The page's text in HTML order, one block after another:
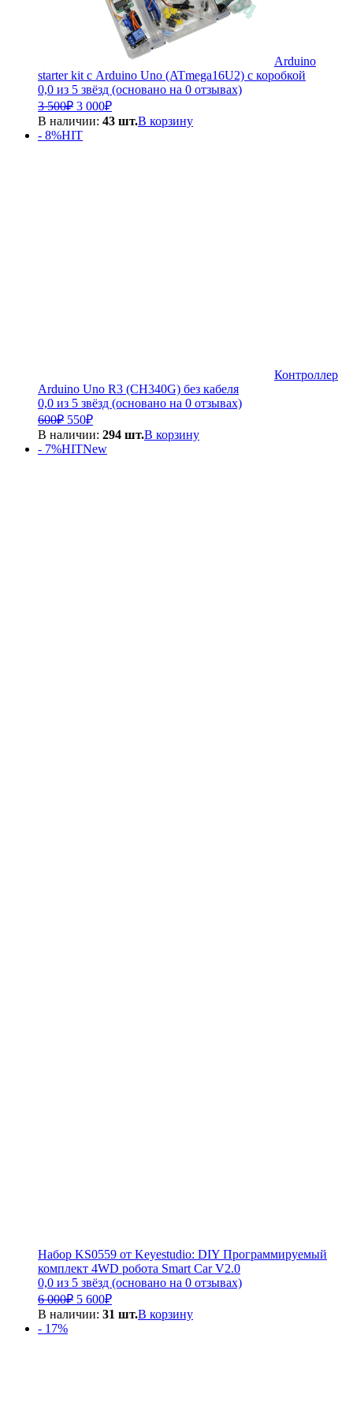
Arduino
starter kit с Arduino Uno (ATmega16U2) с коробкой
0,0 из 5 звёзд (основано на 0 отзывах)
3 500₽ Первоначальная
цена
составляла
3
3 000₽Текущая
цена:
В наличии: 43 шт.В корзину
- 8%HIT
Контроллер
Arduino Uno R3 (CH340G) без кабеля
0,0 из 5 звёзд (основано на 0 отзывах)
600₽ Первоначальная
цена
составляла
550₽Текущая
цена:
550₽.
В наличии: 294 шт.В корзину
- 7%HITNew
Набор KS0559 от Keyestudio: DIY Программируемый
комплект 4WD робота Smart Car V2.0
0,0 из 5 звёзд (основано на 0 отзывах)
6 000₽ Первоначальная
цена
5 600₽Текущая
цена:
В наличии: 31 шт.В корзину
- 17%